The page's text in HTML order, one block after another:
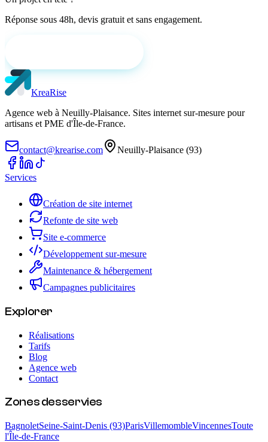
Réponse sous 48h, devis gratuit et sans engagement.
KreaRise
Agence web à Neuilly-Plaisance. Sites internet sur-mesure pour
artisans et PME d'Île-de-France.
contact@krearise.com Neuilly-Plaisance (93)
Services
Création de site internet
Refonte de site web
Site e-commerce
Développement sur-mesure
Maintenance & hébergement
Campagnes publicitaires
Explorer
Réalisations
Tarifs
Blog
Agence web
Contact
Zones desservies
BagnoletSeine-Saint-Denis (93)ParisVillemombleVincennesToute
l'Île-de-France